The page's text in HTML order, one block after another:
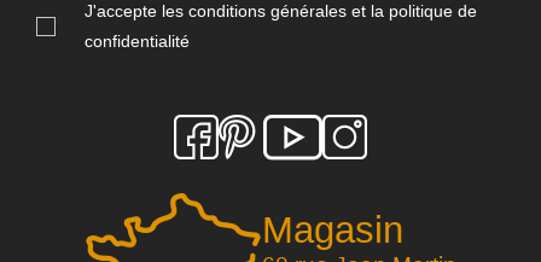
Magasin
J'accepte les conditions générales et la politique de
confidentialité